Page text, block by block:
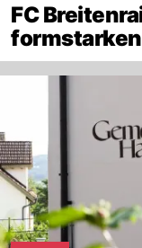
FC
formstarken